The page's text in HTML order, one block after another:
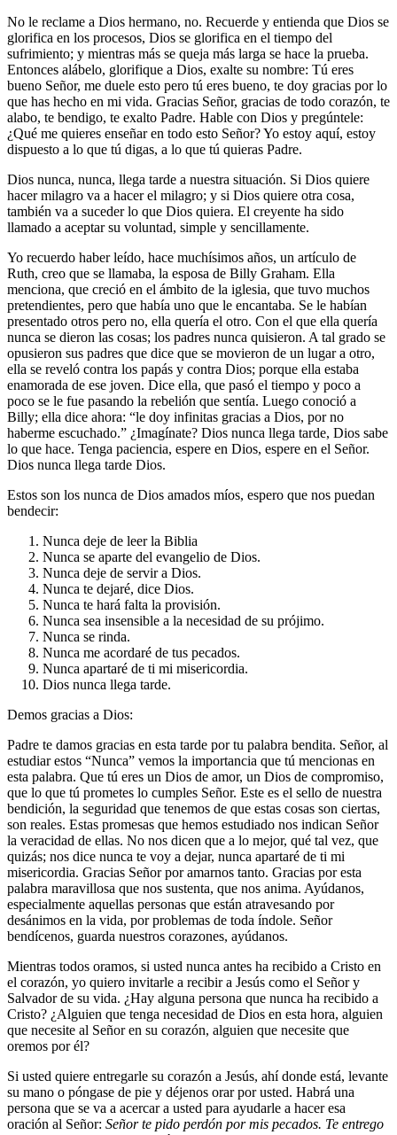
No le reclame a Dios hermano, no. Recuerde y entienda que Dios se
glorifica en los procesos, Dios se glorifica en el tiempo del
sufrimiento; y mientras más se queja más larga se hace la prueba.
Entonces alábelo, glorifique a Dios, exalte su nombre: Tú eres
bueno Señor, me duele esto pero tú eres bueno, te doy gracias por lo
que has hecho en mi vida. Gracias Señor, gracias de todo corazón, te
alabo, te bendigo, te exalto Padre. Hable con Dios y pregúntele:
¿Qué me quieres enseñar en todo esto Señor? Yo estoy aquí, estoy
dispuesto a lo que tú digas, a lo que tú quieras Padre.
Dios nunca, nunca, llega tarde a nuestra situación. Si Dios quiere
hacer milagro va a hacer el milagro; y si Dios quiere otra cosa,
también va a suceder lo que Dios quiera. El creyente ha sido
llamado a aceptar su voluntad, simple y sencillamente.
Yo recuerdo haber leído, hace muchísimos años, un artículo de
Ruth, creo que se llamaba, la esposa de Billy Graham. Ella
menciona, que creció en el ámbito de la iglesia, que tuvo muchos
pretendientes, pero que había uno que le encantaba. Se le habían
presentado otros pero no, ella quería el otro. Con el que ella quería
nunca se dieron las cosas; los padres nunca quisieron. A tal grado se
opusieron sus padres que dice que se movieron de un lugar a otro,
ella se reveló contra los papás y contra Dios; porque ella estaba
enamorada de ese joven. Dice ella, que pasó el tiempo y poco a
poco se le fue pasando la rebelión que sentía. Luego conoció a
Billy; ella dice ahora: “le doy infinitas gracias a Dios, por no
haberme escuchado.” ¿Imagínate? Dios nunca llega tarde, Dios sabe
lo que hace. Tenga paciencia, espere en Dios, espere en el Señor.
Dios nunca llega tarde Dios.
Estos son los nunca de Dios amados míos, espero que nos puedan
bendecir:
Nunca deje de leer la Biblia
Nunca se aparte del evangelio de Dios.
Nunca deje de servir a Dios.
Nunca te dejaré, dice Dios.
Nunca te hará falta la provisión.
Nunca sea insensible a la necesidad de su prójimo.
Nunca se rinda.
Nunca me acordaré de tus pecados.
Nunca apartaré de ti mi misericordia.
Dios nunca llega tarde.
Demos gracias a Dios:
Padre te damos gracias en esta tarde por tu palabra bendita. Señor, al
estudiar estos “Nunca” vemos la importancia que tú mencionas en
esta palabra. Que tú eres un Dios de amor, un Dios de compromiso,
que lo que tú prometes lo cumples Señor. Este es el sello de nuestra
bendición, la seguridad que tenemos de que estas cosas son ciertas,
son reales. Estas promesas que hemos estudiado nos indican Señor
la veracidad de ellas. No nos dicen que a lo mejor, qué tal vez, que
quizás; nos dice nunca te voy a dejar, nunca apartaré de ti mi
misericordia. Gracias Señor por amarnos tanto. Gracias por esta
palabra maravillosa que nos sustenta, que nos anima. Ayúdanos,
especialmente aquellas personas que están atravesando por
desánimos en la vida, por problemas de toda índole. Señor
bendícenos, guarda nuestros corazones, ayúdanos.
Mientras todos oramos, si usted nunca antes ha recibido a Cristo en
el corazón, yo quiero invitarle a recibir a Jesús como el Señor y
Salvador de su vida. ¿Hay alguna persona que nunca ha recibido a
Cristo? ¿Alguien que tenga necesidad de Dios en esta hora, alguien
que necesite al Señor en su corazón, alguien que necesite que
oremos por él?
Si usted quiere entregarle su corazón a Jesús, ahí donde está, levante
su mano o póngase de pie y déjenos orar por usted. Habrá una
persona que se va a acercar a usted para ayudarle a hacer esa
oración al Señor: Señor te pido perdón por mis pecados. Te entrego